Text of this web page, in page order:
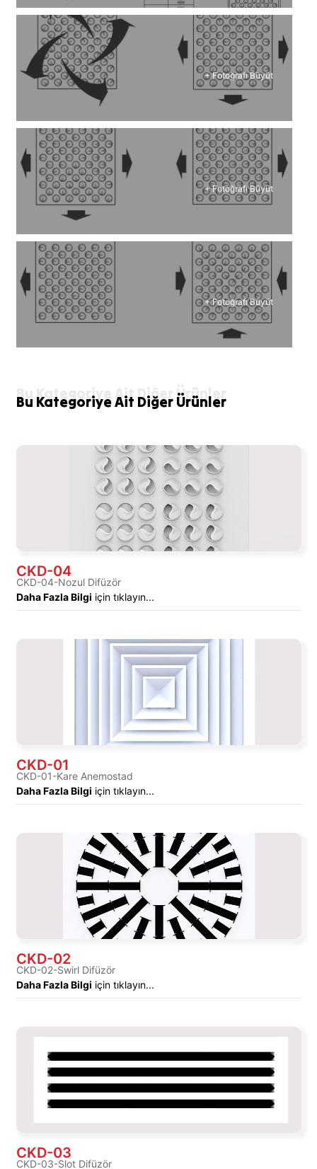
+ Fotoğrafı Büyüt
+ Fotoğrafı Büyüt
+ Fotoğrafı Büyüt
Bu Kategoriye Ait Diğer Ürünler
Bu Kategoriye Ait Diğer Ürünler
CKD-04
CKD-04-Nozul Difüzör
Daha Fazla Bilgi için tıklayın...
CKD-01
CKD-01-Kare Anemostad
Daha Fazla Bilgi için tıklayın...
CKD-02
CKD-02-Swirl Difüzör
Daha Fazla Bilgi için tıklayın...
CKD-03
CKD-03-Slot Difüzör